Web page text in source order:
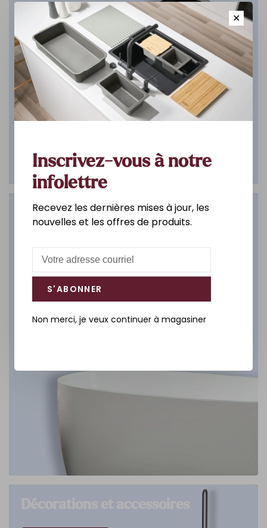
Salle de bain
DÉCOUVREZ
✕
Inscrivez-vous à notre
infolettre
Recevez les dernières mises à jour, les
nouvelles et les offres de produits.
S'ABONNER
Non merci, je veux continuer à magasiner